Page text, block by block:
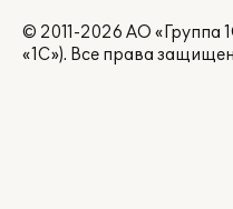
© 2011-2026 АО «Группа
«1С»). Все права